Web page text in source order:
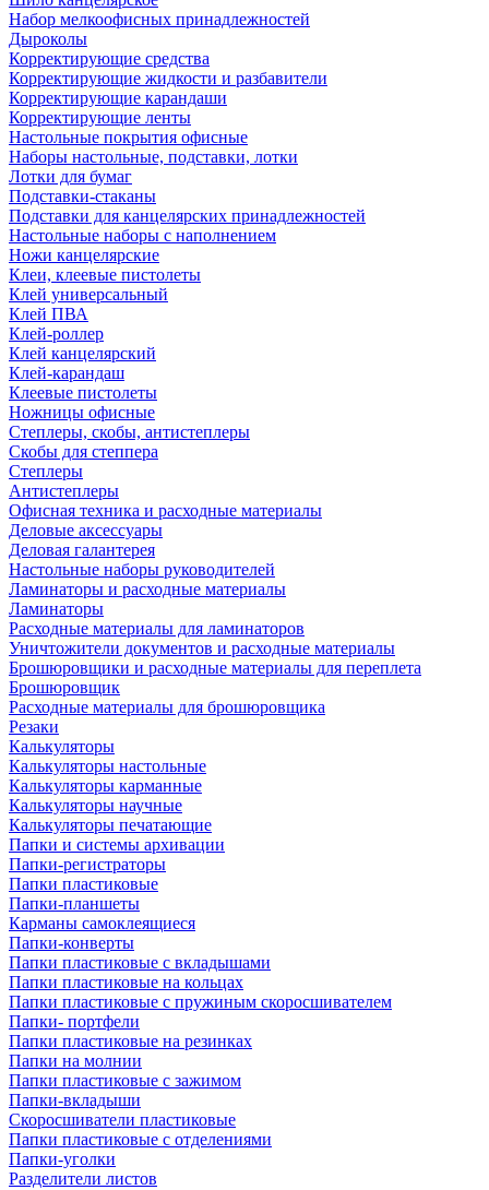
Набор мелкоофисных принадлежностей
Дыроколы
Корректирующие средства
Корректирующие жидкости и разбавители
Корректирующие карандаши
Корректирующие ленты
Настольные покрытия офисные
Наборы настольные, подставки, лотки
Лотки для бумаг
Подставки-стаканы
Подставки для канцелярских принадлежностей
Настольные наборы с наполнением
Ножи канцелярские
Клеи, клеевые пистолеты
Клей универсальный
Клей ПВА
Клей-роллер
Клей канцелярский
Клей-карандаш
Клеевые пистолеты
Ножницы офисные
Степлеры, скобы, антистеплеры
Скобы для степпера
Степлеры
Антистеплеры
Офисная техника и расходные материалы
Деловые аксессуары
Деловая галантерея
Настольные наборы руководителей
Ламинаторы и расходные материалы
Ламинаторы
Расходные материалы для ламинаторов
Уничтожители документов и расходные материалы
Брошюровщики и расходные материалы для переплета
Брошюровщик
Расходные материалы для брошюровщика
Резаки
Калькуляторы
Калькуляторы настольные
Калькуляторы карманные
Калькуляторы научные
Калькуляторы печатающие
Папки и системы архивации
Папки-регистраторы
Папки пластиковые
Папки-планшеты
Карманы самоклеящиеся
Папки-конверты
Папки пластиковые с вкладышами
Папки пластиковые на кольцах
Папки пластиковые с пружиным скоросшивателем
Папки- портфели
Папки пластиковые на резинках
Папки на молнии
Папки пластиковые с зажимом
Папки-вкладыши
Скоросшиватели пластиковые
Папки пластиковые с отделениями
Папки-уголки
Разделители листов